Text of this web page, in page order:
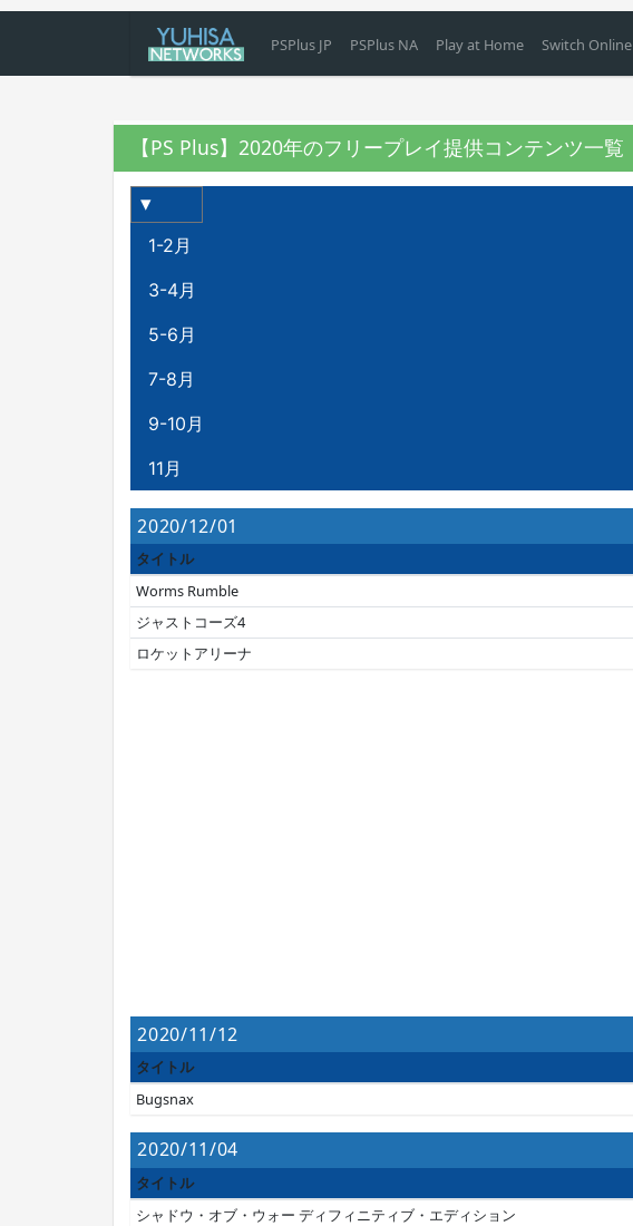
PSPlus JP PSPlus NA Play at Home Switch Online
【PS Plus】2020年のフリープレイ提供コンテンツ一覧
1-2月
3-4月
5-6月
7-8月
9-10月
11月
2020/12/01
タイトル
Worms Rumble
ジャストコーズ4
ロケットアリーナ
2020/11/12
タイトル
Bugsnax
2020/11/04
タイトル
シャドウ・オブ・ウォー ディフィニティブ・エディション